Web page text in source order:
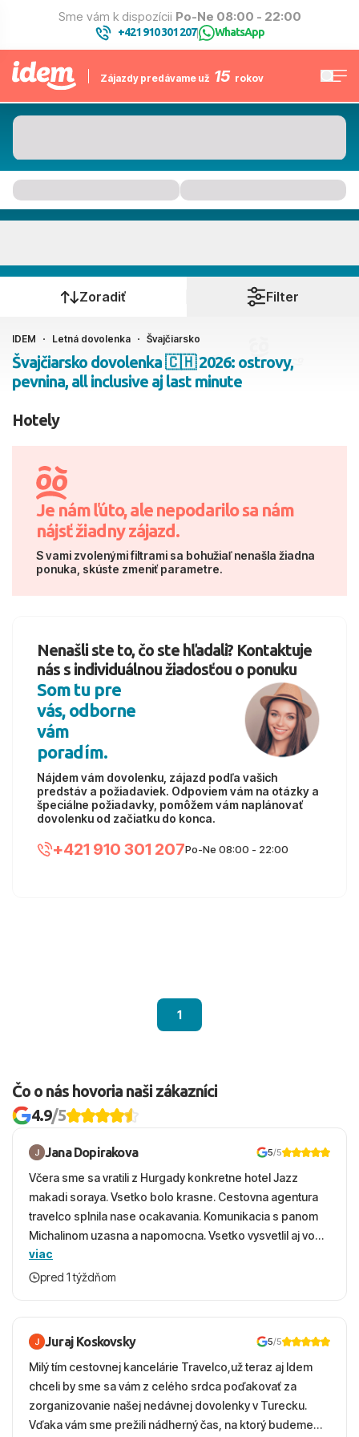
Sme vám k dispozícii Po-Ne 08:00 - 22:00
+421 910 301 207| WhatsApp
Zájazdy predávame už 15 rokov
Kedy cestujete?
Ako cestujete?
Zoradiť Filter
IDEM Letná dovolenka Švajčiarsko
Švajčiarsko dovolenka 🇨🇭 2026: ostrovy,
pevnina, all inclusive aj last minute
Hotely
Je nám ľúto, ale nepodarilo sa nám
nájsť žiadny zájazd.
S vami zvolenými filtrami sa bohužiaľ nenašla žiadna
ponuka, skúste zmeniť parametre.
Nenašli ste to, čo ste hľadali? Kontaktuje
nás s individuálnou žiadosťou o ponuku
Som tu pre
vás, odborne
vám
poradím.
Nájdem vám dovolenku, zájazd podľa vašich
predstáv a požiadaviek. Odpoviem vám na otázky a
špeciálne požiadavky, pomôžem vám naplánovať
dovolenku od začiatku do konca.
+421 910 301 207Po-Ne 08:00 - 22:00
1
Čo o nás hovoria naši zákazníci
4.9/5
Jana Dopirakova 5/5
Včera sme sa vratili z Hurgady konkretne hotel Jazz
makadi soraya. Vsetko bolo krasne. Cestovna agentura
travelco splnila nase ocakavania. Komunikacia s panom
Michalinom uzasna a napomocna. Vsetko vysvetlil aj vo
vecernych hodinach zaco sa ospravedlnujem. Hotel
krasny, cisty. Sluzby top. Strava, prostredie, more,
viac
pred 1 týždňom
Juraj Koskovsky 5/5
Milý tím cestovnej kancelárie Travelco,už teraz aj Idem
chceli by sme sa vám z celého srdca poďakovať za
zorganizovanie našej nedávnej dovolenky v Turecku.
Vďaka vám sme prežili nádherný čas, na ktorý budeme